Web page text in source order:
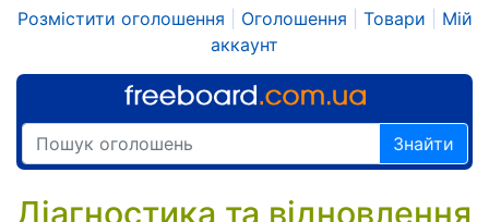
Розмістити оголошення Оголошення Товари
Мій
аккаунт
Знайти
Діагностика та відновлення